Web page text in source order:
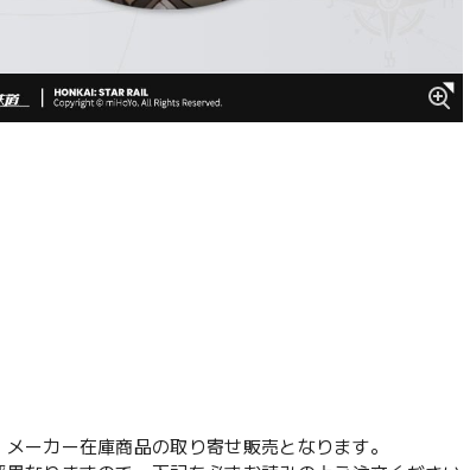
ーカー在庫商品の取り寄せ販売となります。